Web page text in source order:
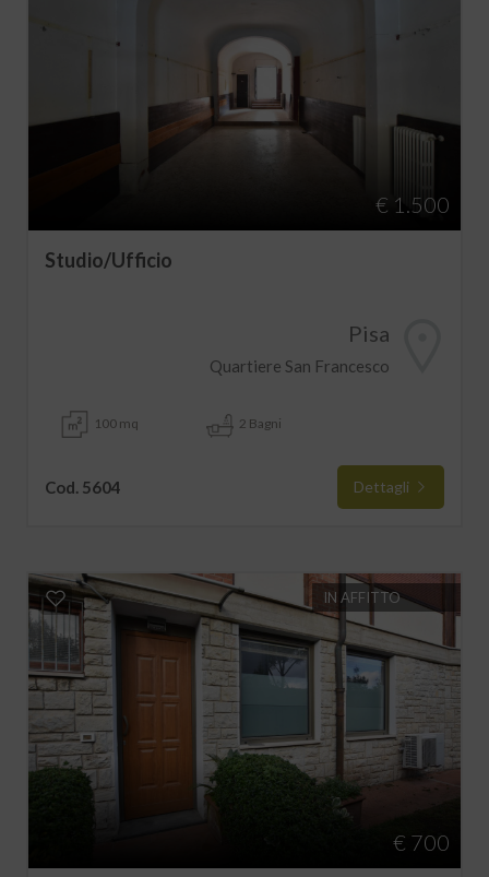
€ 1.500
Studio/Ufficio
Pisa
Quartiere San Francesco
100 mq 2 Bagni
Cod. 5604 Dettagli
IN AFFITTO
€ 700